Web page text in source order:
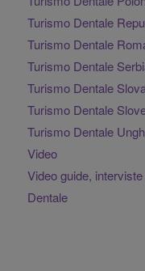
Turismo Dentale
Turismo Dentale
Turismo Dentale
Turismo Dentale
Turismo Dentale
Turismo Dentale
Video
Video guide,
Dentale